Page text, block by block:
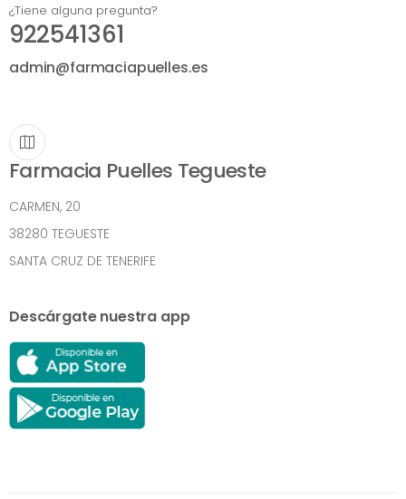
¿Tiene alguna pregunta?
922541361
admin@farmaciapuelles.es
Farmacia Puelles Tegueste
CARMEN, 20
38280 TEGUESTE
SANTA CRUZ DE TENERIFE
Descárgate nuestra app